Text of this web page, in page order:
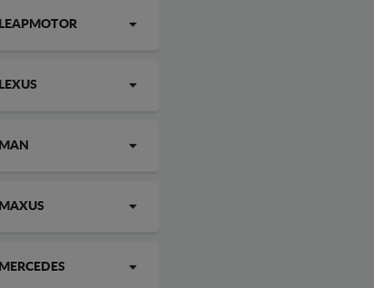
LEAPMOTOR
LEXUS
MAN
MAXUS
MERCEDES